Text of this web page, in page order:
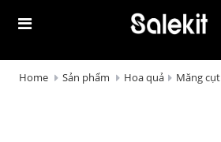
Home Sản phẩm Hoa quả Măng cụt